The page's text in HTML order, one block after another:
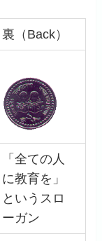
裏（Back）
「全ての人
に教育を」
というスロ
ーガン